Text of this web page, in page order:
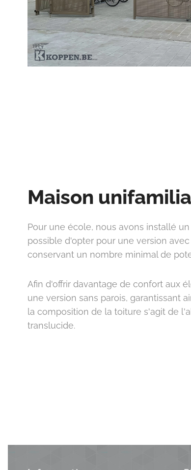
Maison
Pour une école, nous avons installé
possible d'opter pour une version
conservant un nombre minimal de
Afin d'offrir davantage de confort aux
une version sans parois, garantissant
la composition de la toiture s'agit de
translucide.